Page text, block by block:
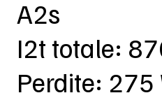
A2s
I2t totale:
Perdite: 275